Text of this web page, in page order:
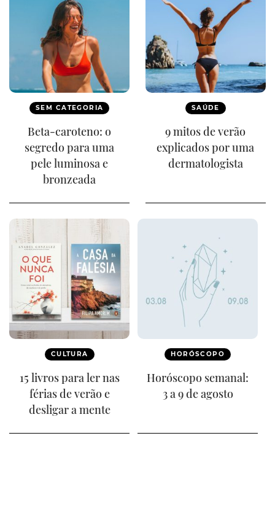
SEM CATEGORIA
Beta-caroteno: o
segredo para uma
pele luminosa e
bronzeada
SAÚDE
9 mitos de verão
explicados por uma
dermatologista
CULTURA
15 livros para ler nas
férias de verão e
desligar a mente
HORÓSCOPO
Horóscopo semanal:
3 a 9 de agosto